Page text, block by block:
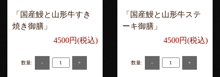
「国産鰻と山形牛すき
焼き御膳」
4500円(税込)
数量: - +
「国産鰻と山形牛ステ
ーキ御膳」
4500円(税込)
数量: - +